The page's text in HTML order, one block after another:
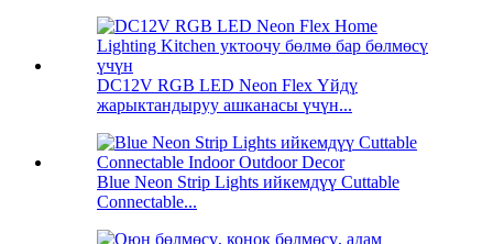
DC12V RGB LED Neon Flex Үйдү
жарыктандыруу ашканасы үчүн...
Blue Neon Strip Lights ийкемдүү Cuttable
Connectable...